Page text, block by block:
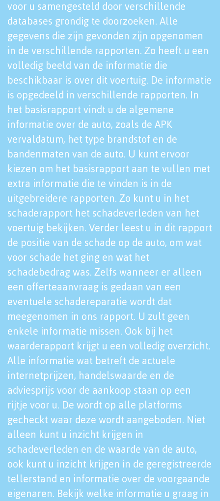
voor u samengesteld door verschillende
databases grondig te doorzoeken. Alle
gegevens die zijn gevonden zijn opgenomen
in de verschillende rapporten. Zo heeft u een
volledig beeld van de informatie die
beschikbaar is over dit voertuig. De informatie
is opgedeeld in verschillende rapporten. In
het basisrapport vindt u de algemene
informatie over de auto, zoals de APK
vervaldatum, het type brandstof en de
bandenmaten van de auto. U kunt ervoor
kiezen om het basisrapport aan te vullen met
extra informatie die te vinden is in de
uitgebreidere rapporten. Zo kunt u in het
schaderapport het schadeverleden van het
voertuig bekijken. Verder leest u in dit rapport
de positie van de schade op de auto, om wat
voor schade het ging en wat het
schadebedrag was. Zelfs wanneer er alleen
een offerteaanvraag is gedaan van een
eventuele schadereparatie wordt dat
meegenomen in ons rapport. U zult geen
enkele informatie missen. Ook bij het
waarderapport krijgt u een volledig overzicht.
Alle informatie wat betreft de actuele
internetprijzen, handelswaarde en de
adviesprijs voor de aankoop staan op een
rijtje voor u. De wordt op alle platforms
gecheckt waar deze wordt aangeboden. Niet
alleen kunt u inzicht krijgen in
schadeverleden en de waarde van de auto,
ook kunt u inzicht krijgen in de geregistreerde
tellerstand en informatie over de voorgaande
eigenaren. Bekijk welke informatie u graag in